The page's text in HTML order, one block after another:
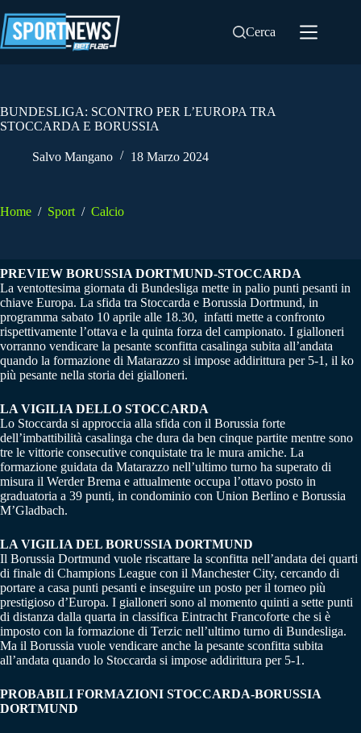
al
contenuto
Cerca
BUNDESLIGA: SCONTRO PER L’EUROPA TRA
STOCCARDA E BORUSSIA
Salvo Mangano 18 Marzo 2024
Home / Sport / Calcio
PREVIEW BORUSSIA DORTMUND-STOCCARDA
La ventottesima giornata di Bundesliga mette in palio punti pesanti in
chiave Europa. La sfida tra Stoccarda e Borussia Dortmund, in
programma sabato 10 aprile alle 18.30, infatti mette a confronto
rispettivamente l’ottava e la quinta forza del campionato. I gialloneri
vorranno vendicare la pesante sconfitta casalinga subita all’andata
quando la formazione di Matarazzo si impose addirittura per 5-1, il ko
più pesante nella storia dei gialloneri.
LA VIGILIA DELLO STOCCARDA
Lo Stoccarda si approccia alla sfida con il Borussia forte
dell’imbattibilità casalinga che dura da ben cinque partite mentre sono
tre le vittorie consecutive conquistate tra le mura amiche. La
formazione guidata da Matarazzo nell’ultimo turno ha superato di
misura il Werder Brema e attualmente occupa l’ottavo posto in
graduatoria a 39 punti, in condominio con Union Berlino e Borussia
M’Gladbach.
LA VIGILIA DEL BORUSSIA DORTMUND
Il Borussia Dortmund vuole riscattare la sconfitta nell’andata dei quarti
di finale di Champions League con il Manchester City, cercando di
portare a casa punti pesanti e inseguire un posto per il torneo più
prestigioso d’Europa. I gialloneri sono al momento quinti a sette punti
di distanza dalla quarta in classifica Eintracht Francoforte che si è
imposto con la formazione di Terzic nell’ultimo turno di Bundesliga.
Ma il Borussia vuole vendicare anche la pesante sconfitta subita
all’andata quando lo Stoccarda si impose addirittura per 5-1.
PROBABILI FORMAZIONI STOCCARDA-BORUSSIA
DORTMUND